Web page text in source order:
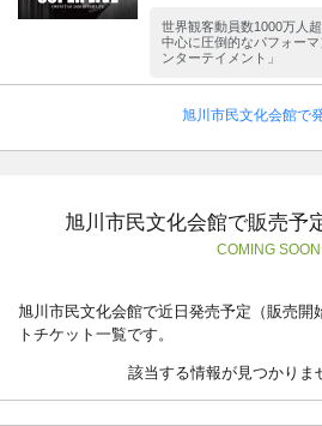
世界観客動員数1000万人
中心に圧倒的なパフォー
ンターテイメント」
旭川市民文化会館で
旭川市民文化会館で販売予
COMING SOON
旭川市民文化会館で近日発売予定（販売開
トチケット一覧です。
該当する情報が見つかりま